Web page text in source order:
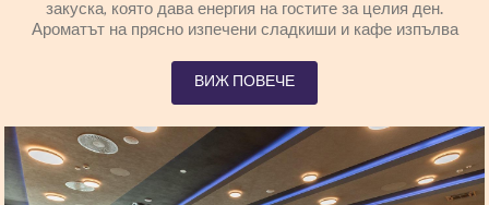
закуска, която дава енергия на гостите за целия ден.
Ароматът на прясно изпечени сладкиши и кафе изпълва
позитивната енергия на Ртня. В топла и приветлива
нашите скъпи гости имат възможност да се насладят на
трите хранения, които предлага ресторантът на пансиона.
ВИЖ ПОВЕЧЕ